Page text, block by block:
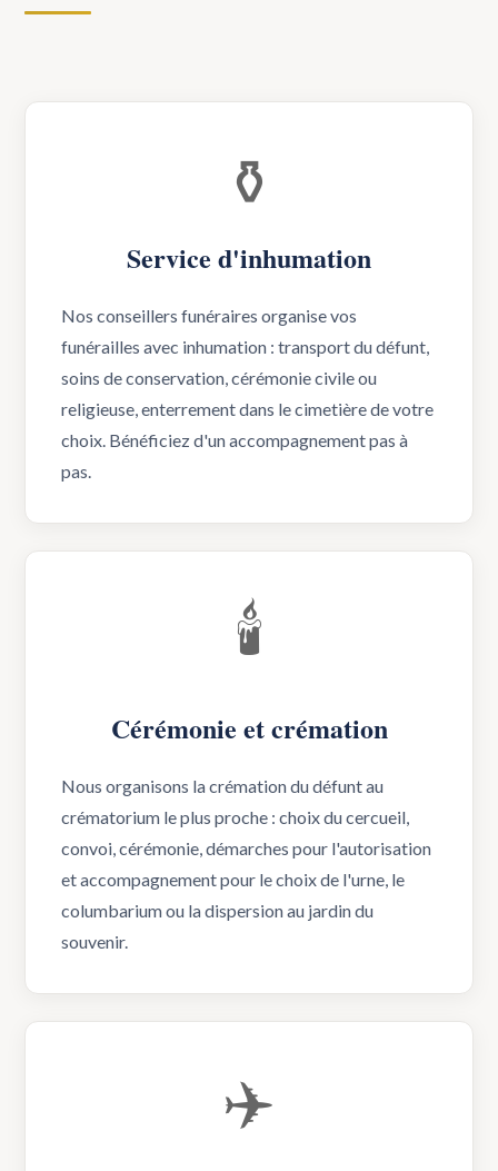
⚱️
Service d'inhumation
Nos conseillers funéraires organise vos
funérailles avec inhumation : transport du défunt,
soins de conservation, cérémonie civile ou
religieuse, enterrement dans le cimetière de votre
choix. Bénéficiez d'un accompagnement pas à
pas.
🕯️
Cérémonie et crémation
Nous organisons la crémation du défunt au
crématorium le plus proche : choix du cercueil,
convoi, cérémonie, démarches pour l'autorisation
et accompagnement pour le choix de l'urne, le
columbarium ou la dispersion au jardin du
souvenir.
✈️